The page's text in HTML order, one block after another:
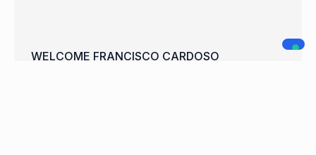
WELCOME FRANCISCO CARDOSO